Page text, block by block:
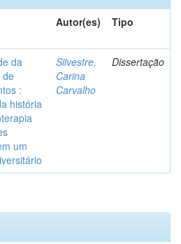
Autor(es) Tipo
da
de
:
história
um
Silvestre,
Carina
Carvalho
Dissertação